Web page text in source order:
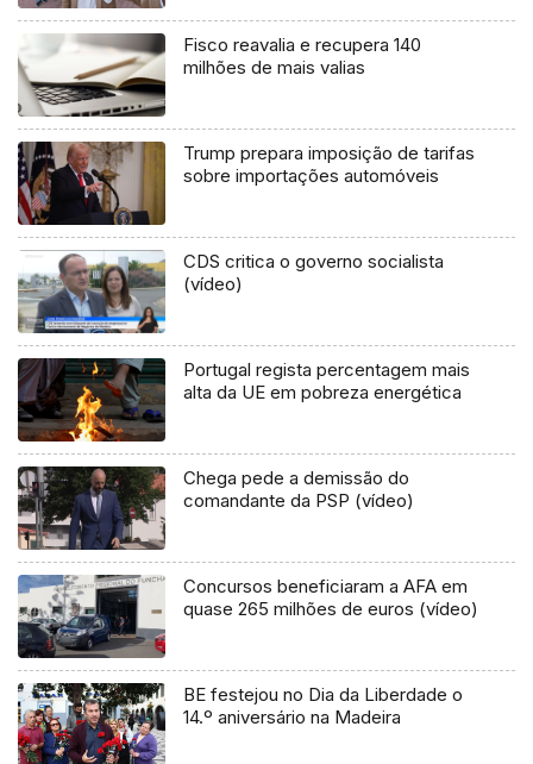
Fisco reavalia e recupera 140
milhões de mais valias
Trump prepara imposição de tarifas
sobre importações automóveis
CDS critica o governo socialista
(vídeo)
Portugal regista percentagem mais
alta da UE em pobreza energética
Chega pede a demissão do
comandante da PSP (vídeo)
Concursos beneficiaram a AFA em
quase 265 milhões de euros (vídeo)
BE festejou no Dia da Liberdade o
14.º aniversário na Madeira